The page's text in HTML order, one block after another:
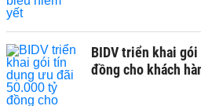
BIDV triển khai
đồng cho khách